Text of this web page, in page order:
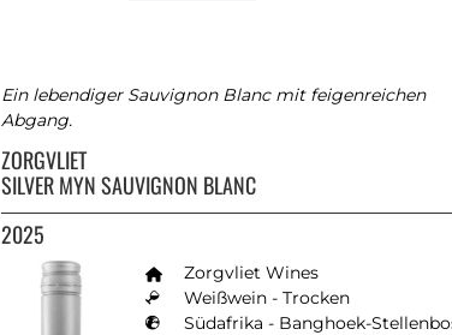
Ein lebendiger Sauvignon Blanc mit feigenreichen
Abgang.
ZORGVLIET
SILVER MYN SAUVIGNON BLANC
2025
Zorgvliet Wines
Weißwein - Trocken